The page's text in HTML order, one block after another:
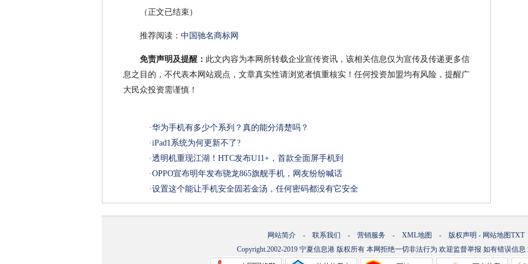
（正文已结束）
推荐阅读： 中国驰名商标网
免责声明及提醒： 此文内容为本网所转载企业宣传资讯，该相关信息仅为宣传及传递更多信
息之目的，不代表本网站观点，文章真实性请浏览者慎重核实！任何投资加盟均有风险，提醒广
大民众投资需谨慎！
·华为手机有多少个系列？真的能分清楚吗？
·iPad1系统为何更新不了?
·透明机重现江湖！HTC发布U11+，首款全面屏手机到
·OPPO宣布明年发布骁龙865旗舰手机，网友纷纷喊话
·设置这个能让手机安全固若金汤，任何密码都没有它安全
网站简介 - 联系我们 - 营销服务 - XML地图 - 版权声明 - 网站地图TXT
Copyright.2002-2019 宁夏信息港版权所有 本网拒绝一切非法行为 欢迎监督举报 如有错误信息